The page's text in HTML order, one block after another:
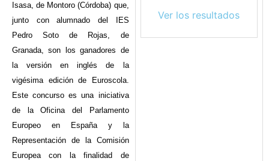
Isasa, de Montoro (Córdoba) que,
junto con alumnado del IES
Pedro Soto de Rojas, de
Granada, son los ganadores de
la versión en inglés de la
vigésima edición de Euroscola.
Este concurso es una iniciativa
de la Oficina del Parlamento
Europeo en España y la
Representación de la Comisión
Europea con la finalidad de
Ver los resultados